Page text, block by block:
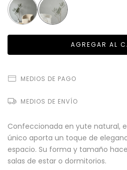
MEDIOS DE PAGO
MEDIOS DE ENVÍO
Confeccionada en yute natural,
único aporta un toque de
espacio. Su forma y tamaño
salas de estar o dormitorios.